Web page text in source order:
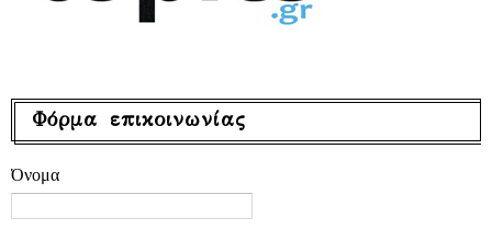
Φόρμα επικοινωνίας
Όνομα